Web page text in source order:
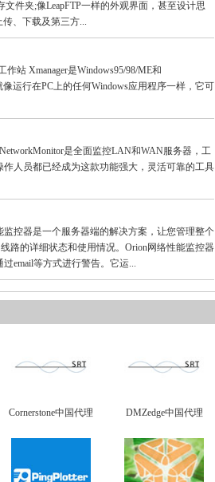
件夹;像LeapFTP一样的外观界面，甚至设计思
、下载及第三方...
作站 Xmanager是Windows95/98/ME和
运行在PC上的任何Windows应用程序一样，它可
是全面监控LAN和WAN服务器，工
人员都已经成为这款功能强大，灵活可靠的工具
监控器是一个服务器端的解决方案，让您管理整个
路的详细状态和使用情况。Orion网络性能监控器
email等方式进行警告。它运...
Cornerstone中国代理 DMZedge中国代理